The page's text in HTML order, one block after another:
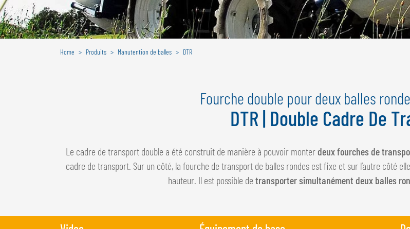
Home Produits Manutention de balles DTR
Fourche double pour deux balles
DTR | Double Cadre De
Le cadre de transport double a été construit de manière à pouvoir monter deux fourches de
cadre de transport. Sur un côté, la fourche de transport de balles rondes est fixe et sur l’autre côté
hauteur. Il est possible de transporter simultanément deux balles